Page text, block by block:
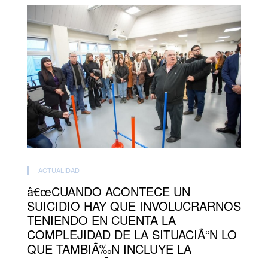
ACTUALIDAD
â€œCUANDO ACONTECE UN
SUICIDIO HAY QUE INVOLUCRARNOS
TENIENDO EN CUENTA LA
COMPLEJIDAD DE LA SITUACIÃ“N LO
QUE TAMBIÃ‰N INCLUYE LA